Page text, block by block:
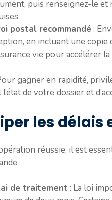
puis renseignez-le et
postal recommandé :
en incluant une copie
vie pour accélérer
gagner en rapidité,
de votre dossier et
les délais
réussie, il est
de traitement : La loi